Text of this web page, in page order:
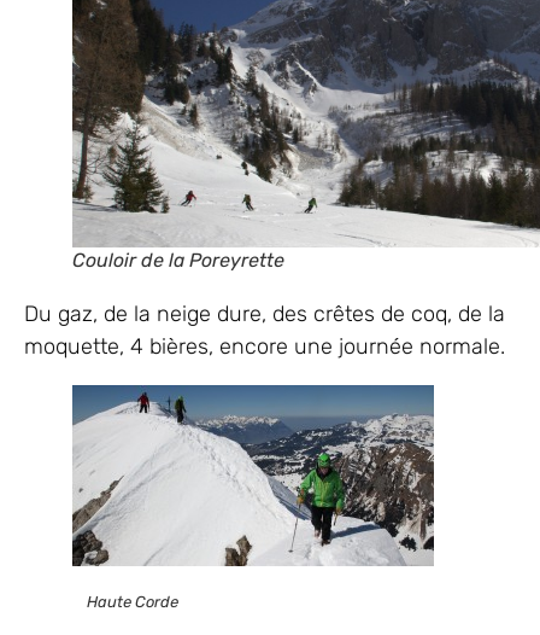
Couloir de la Poreyrette
Du gaz, de la neige dure, des crêtes de coq, de la
moquette, 4 bières, encore une journée normale.
Haute Corde